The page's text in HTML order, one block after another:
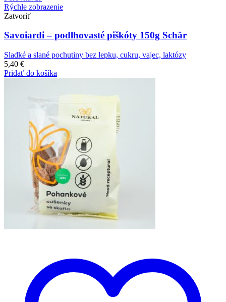
Rýchle zobrazenie
Zatvoriť
Savoiardi – podlhovasté piškóty 150g Schär
Sladké a slané pochutiny bez lepku, cukru, vajec, laktózy
5,40 €
Pridať do košíka